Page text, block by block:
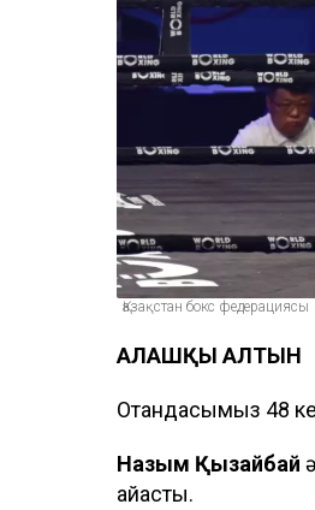
Қазақстан бокс федерациясы
АЛҒАШҚЫ АЛТЫН
Отандасымыз 48
Назым Қызайбай
айқасты.